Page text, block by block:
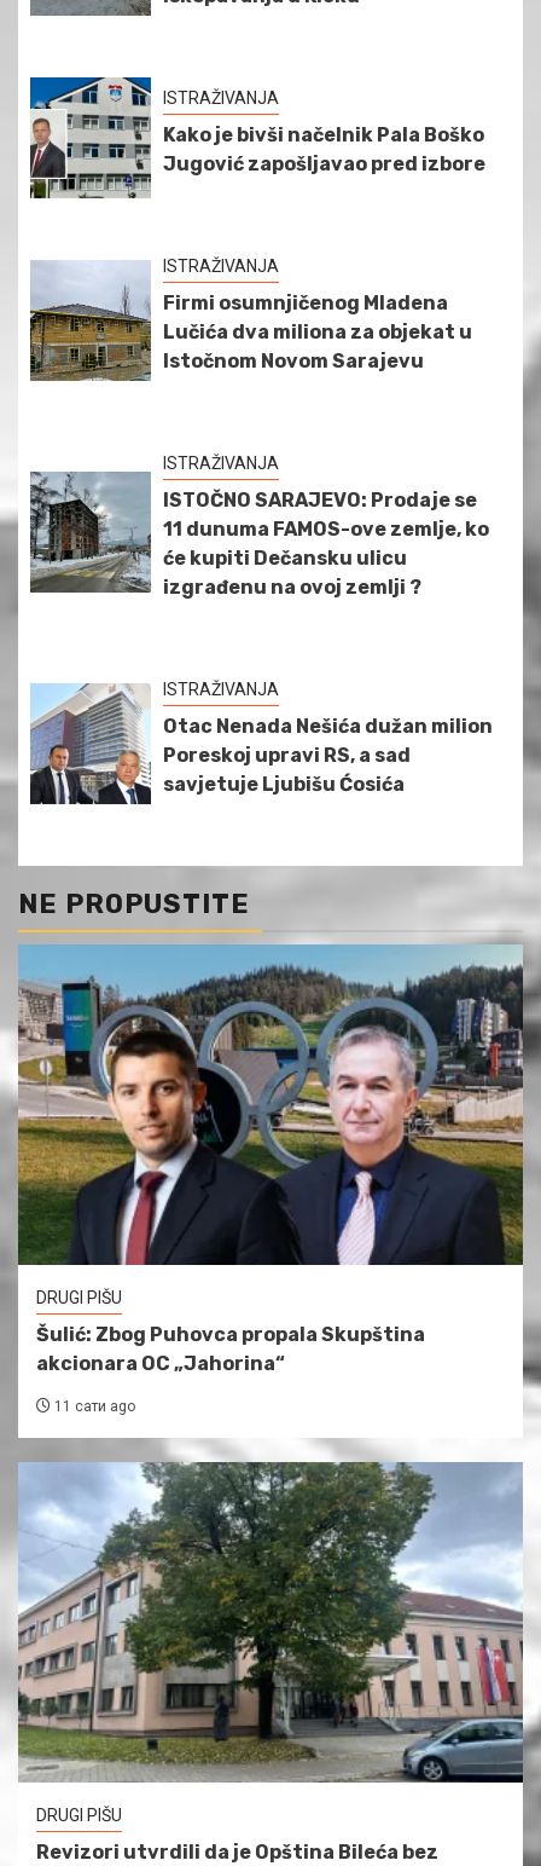
ISTRAŽIVANJA
Kako je bivši načelnik Pala Boško
Jugović zapošljavao pred izbore
ISTRAŽIVANJA
Firmi osumnjičenog Mladena
Lučića dva miliona za objekat u
Istočnom Novom Sarajevu
ISTRAŽIVANJA
ISTOČNO SARAJEVO: Prodaje se
11 dunuma FAMOS-ove zemlje, ko
će kupiti Dečansku ulicu
izgrađenu na ovoj zemlji ?
ISTRAŽIVANJA
Otac Nenada Nešića dužan milion
Poreskoj upravi RS, a sad
savjetuje Ljubišu Ćosića
NE PROPUSTITE
DRUGI PIŠU
Šulić: Zbog Puhovca propala Skupština
akcionara OC „Jahorina“
11 сати ago
DRUGI PIŠU
Revizori utvrdili da je Opština Bileća bez